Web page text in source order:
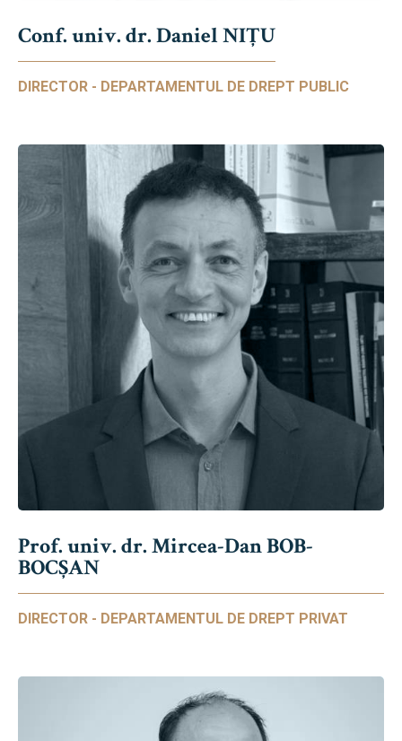
Conf. univ. dr. Daniel NIŢU
DIRECTOR - DEPARTAMENTUL DE DREPT PUBLIC
Prof. univ. dr. Mircea-Dan BOB-
BOCȘAN
DIRECTOR - DEPARTAMENTUL DE DREPT PRIVAT